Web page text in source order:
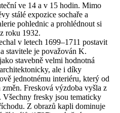
ve 14 a v 15 hodin. Mimo
stálé expozice sochaře a
pohlednic a prohlédnout si
roku 1932.
v letech 1699–1711 postavit
stavitele je považován K.
stavebně velmi hodnotná
ale i díky
jednotnému interiéru, který od
Fresková výzdoba vyšla z
Všechny fresky jsou tematicky
Z obrazů kapli dominuje